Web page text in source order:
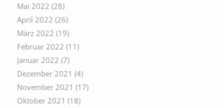
Mai 2022 (28)
April 2022 (26)
März 2022 (19)
Februar 2022 (11)
Januar 2022 (7)
Dezember 2021 (4)
November 2021 (17)
Oktober 2021 (18)